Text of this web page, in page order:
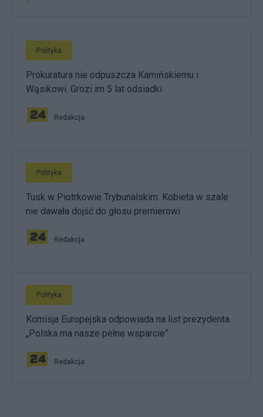
Polityka
Prokuratura nie odpuszcza Kamińskiemu i
Wąsikowi. Grozi im 5 lat odsiadki
Redakcja
Polityka
Tusk w Piotrkowie Trybunalskim. Kobieta w szale
nie dawała dojść do głosu premierowi
Redakcja
Polityka
Komisja Europejska odpowiada na list prezydenta.
„Polska ma nasze pełne wsparcie”
Redakcja